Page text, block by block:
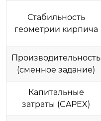
Стабильность
геометрии кирпича
Производительность
(сменное задание)
Капитальные
затраты (CAPEX)